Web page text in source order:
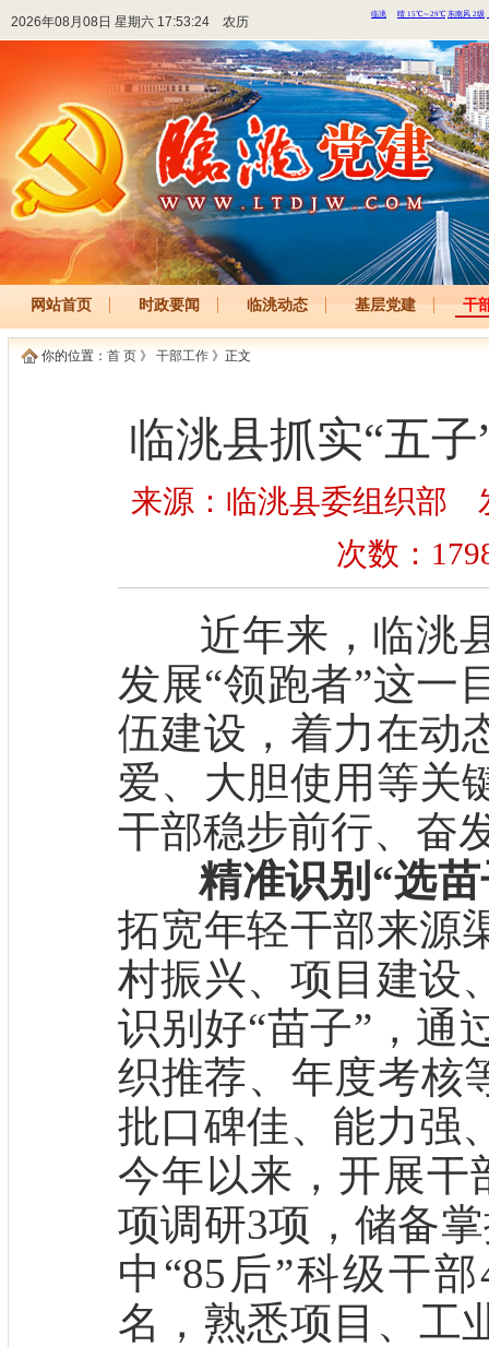
2026年08月08日 星期六 17:53:24 农历
网站首页 时政要闻 临洮动态 基层党建 干
你的位置： 首 页 》 干部工作 》正文
临洮县抓实“五
来源：临洮县委组织部
次数：
近年来，临洮县
发展“领跑者”这一
伍建设，着力在动
爱、大胆使用等关
干部稳步前行、奋
精准识别“选
拓宽年轻干部来源
村振兴、项目建设
识别好“苗子”，通
织推荐、年度考核
批口碑佳、能力强
今年以来，开展干
项调研3项，储备
中“85后”科级干
名，熟悉项目、工